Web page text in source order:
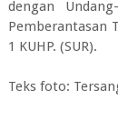
dengan
Pemberantasan
1 KUHP. (SUR).
Teks foto: